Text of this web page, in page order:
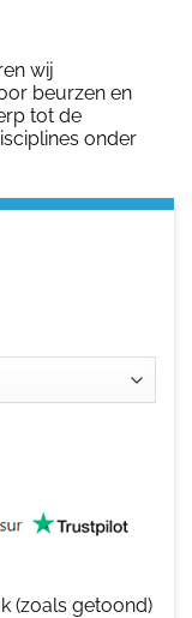
wij
beurzen en
tot de
onder
(zoals getoond)